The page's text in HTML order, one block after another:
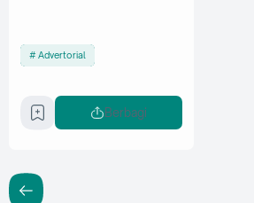
Advertorial
Berbagi